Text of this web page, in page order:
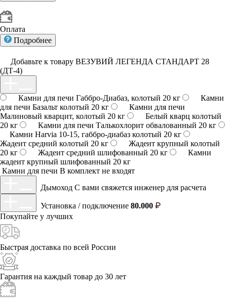
Оплата
Подробнее
Добавьте к товару ВЕЗУВИЙ ЛЕГЕНДА СТАНДАРТ 28
(ДТ-4)
Камни для печи Габбро-Диабаз, колотый 20 кг
Камни
для печи Базальт колотый 20 кг
Камни для печи
Малиновый кварцит, колотый 20 кг
Белый кварц колотый
20 кг
Камни для печи Талькохлорит обвалованный 20 кг
Камни Harvia 10-15, габбро-диабаз колотый 20 кг
Жадеит средний колотый 20 кг
Жадеит крупный колотый
20 кг
Жадеит средний шлифованный 20 кг
Камни
жадеит крупный шлифованный 20 кг
Камни для печи В комплект не входят
Дымоход С вами свяжется инженер для расчета
Установка / подключение 80.000
Покупайте у лучших
Быстрая доставка по всей России
Гарантия на каждый товар до 30 лет